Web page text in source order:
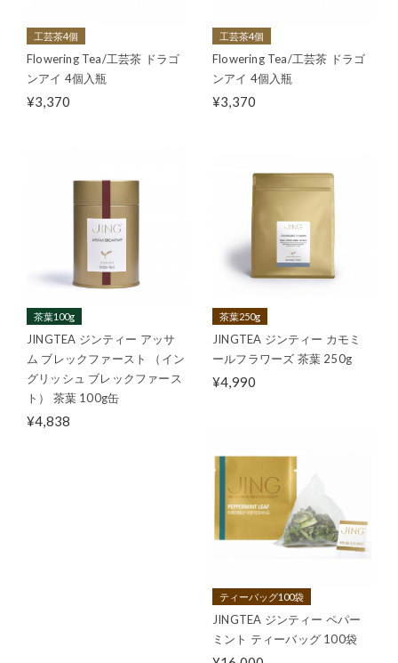
工芸茶4個
Flowering Tea/工芸茶 ドラゴ
ンアイ 4個入瓶
¥3,370
工芸茶4個
Flowering Tea/工芸茶 ドラゴ
ンアイ 4個入瓶
¥3,370
茶葉100g
JINGTEA ジンティー アッサ
ム ブレックファースト （イン
グリッシュ ブレックファース
ト） 茶葉 100g缶
¥4,838
茶葉250g
JINGTEA ジンティー カモミ
ールフラワーズ 茶葉 250g
¥4,990
ティーバッグ100袋
JINGTEA ジンティー ペパー
ミント ティーバッグ 100袋